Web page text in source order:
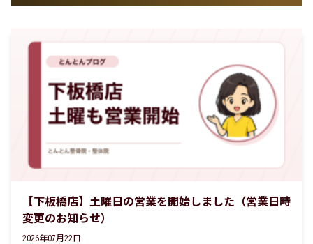
【下板橋店】土曜日の営業を開始しました（営業日時
変更のお知らせ）
2026年07月22日